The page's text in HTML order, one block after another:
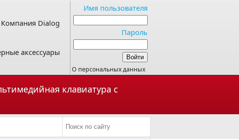
Компания Dialog
аксессуары
Имя пользователя
Пароль
О персональных данных
клавиатура с